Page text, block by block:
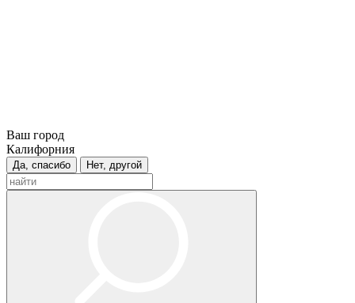
Ваш город
Калифорния
Да, спасибо Нет, другой